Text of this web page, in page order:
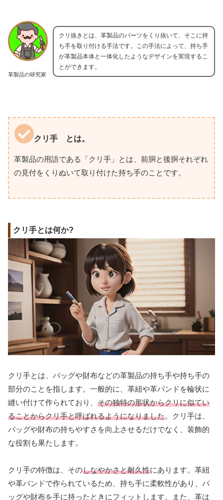
革製品の研究家
クリ抜きとは、革製品のパーツをくり抜いて、そこに持
ち手を取り付ける手法です。この手法によって、持ち手
が革製品本体と一体化したようなデザインを実現するこ
とができます。
クリ手 とは。
革製品の用語である「クリ手」とは、前胴と後胴それぞれ
の見付をくりぬいて取り付けた持ち手のことです。
クリ手とは何か?
クリ手とは、バッグや財布などの革製品の持ち手や持ち手の
部分のことを指します。一般的に、革紐や革バンドを輪状に
縫い付けて作られており、 その独特の形状からクリに似てい
ることからクリ手と呼ばれるようになりました。クリ手は、
バッグや財布の持ちやすさを向上させるだけでなく、装飾的
な役割も果たします。
クリ手の特徴は、そのしなやかさと耐久性にあります。革紐
や革バンドで作られているため、持ち手に柔軟性があり、バ
ッグや財布を手に持ったときにフィットします。また、革は